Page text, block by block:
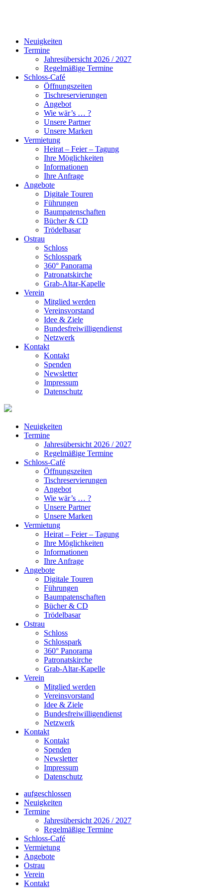
Neuigkeiten
Termine
Jahresübersicht 2026 / 2027
Regelmäßige Termine
Schloss-Café
Öffnungszeiten
Tischreservierungen
Angebot
Wie wär’s … ?
Unsere Partner
Unsere Marken
Vermietung
Heirat – Feier – Tagung
Ihre Möglichkeiten
Informationen
Ihre Anfrage
Angebote
Digitale Touren
Führungen
Baumpatenschaften
Bücher & CD
Trödelbasar
Ostrau
Schloss
Schlosspark
360° Panorama
Patronatskirche
Grab-Altar-Kapelle
Verein
Mitglied werden
Vereinsvorstand
Idee & Ziele
Bundesfreiwilligendienst
Netzwerk
Kontakt
Kontakt
Spenden
Newsletter
Impressum
Datenschutz
Neuigkeiten
Termine
Jahresübersicht 2026 / 2027
Regelmäßige Termine
Schloss-Café
Öffnungszeiten
Tischreservierungen
Angebot
Wie wär’s … ?
Unsere Partner
Unsere Marken
Vermietung
Heirat – Feier – Tagung
Ihre Möglichkeiten
Informationen
Ihre Anfrage
Angebote
Digitale Touren
Führungen
Baumpatenschaften
Bücher & CD
Trödelbasar
Ostrau
Schloss
Schlosspark
360° Panorama
Patronatskirche
Grab-Altar-Kapelle
Verein
Mitglied werden
Vereinsvorstand
Idee & Ziele
Bundesfreiwilligendienst
Netzwerk
Kontakt
Kontakt
Spenden
Newsletter
Impressum
Datenschutz
aufgeschlossen
Neuigkeiten
Termine
Jahresübersicht 2026 / 2027
Regelmäßige Termine
Schloss-Café
Vermietung
Angebote
Ostrau
Verein
Kontakt